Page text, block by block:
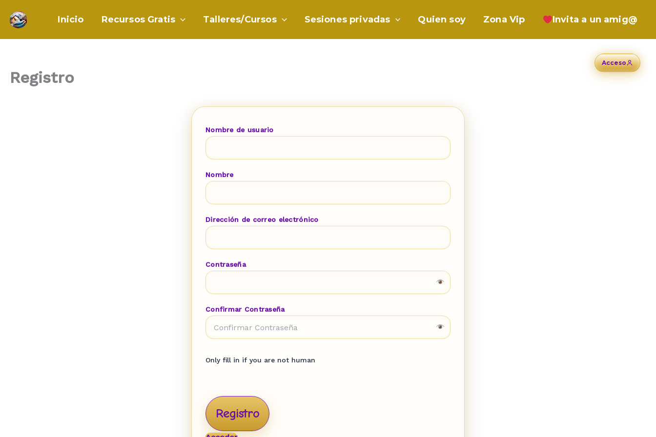
contenido
Inicio Recursos Gratis Talleres/Cursos Sesiones privadas Quien soy Zona Vip Invita a un amig@
Registro
Nombre de usuario
Nombre
Dirección de correo electrónico
Contraseña
Confirmar Contraseña
Only fill in if you are not human
Acceso